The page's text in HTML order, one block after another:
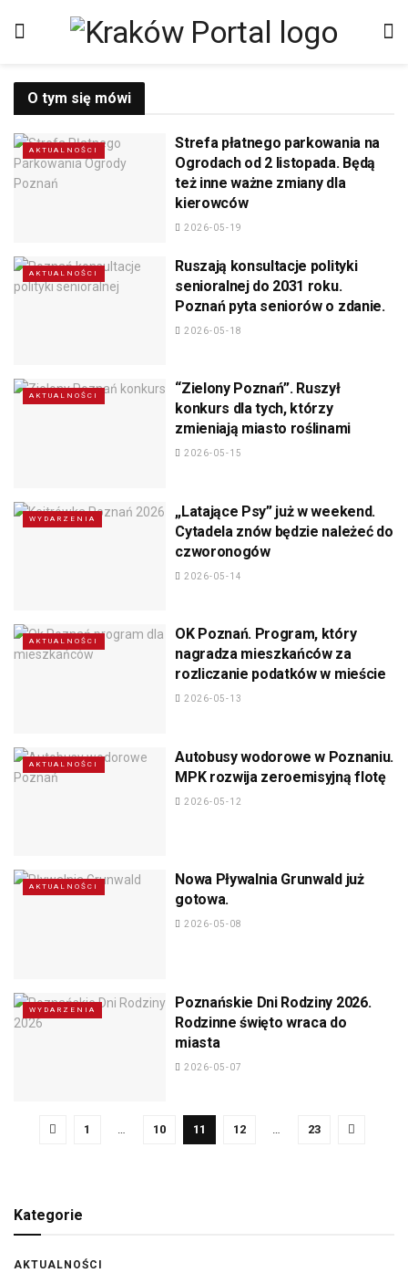
O tym się mówi
AKTUALNOŚCI
Strefa płatnego parkowania na
Ogrodach od 2 listopada. Będą
też inne ważne zmiany dla
kierowców
2026-05-19
AKTUALNOŚCI
Ruszają konsultacje polityki
senioralnej do 2031 roku.
Poznań pyta seniorów o zdanie.
2026-05-18
AKTUALNOŚCI
“Zielony Poznań”. Ruszył
konkurs dla tych, którzy
zmieniają miasto roślinami
2026-05-15
WYDARZENIA
„Latające Psy” już w weekend.
Cytadela znów będzie należeć do
czworonogów
2026-05-14
AKTUALNOŚCI
OK Poznań. Program, który
nagradza mieszkańców za
rozliczanie podatków w mieście
2026-05-13
AKTUALNOŚCI
Autobusy wodorowe w Poznaniu.
MPK rozwija zeroemisyjną flotę
2026-05-12
AKTUALNOŚCI
Nowa Pływalnia Grunwald już
gotowa.
2026-05-08
WYDARZENIA
Poznańskie Dni Rodziny 2026.
Rodzinne święto wraca do
miasta
2026-05-07
1 … 10 11 12 … 23
Kategorie
AKTUALNOŚCI